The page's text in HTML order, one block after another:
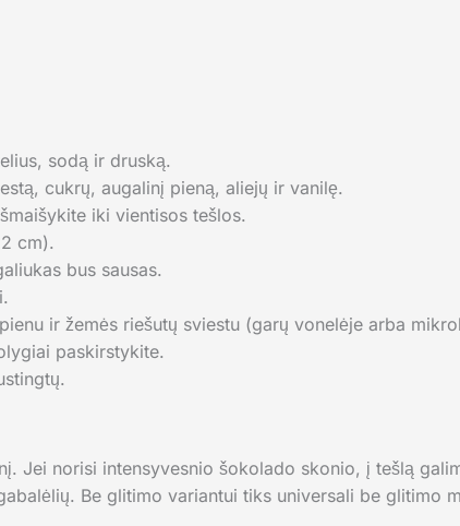
sodą ir druską.
cukrų, augalinį pieną, aliejų ir vanilę.
iki vientisos tešlos.
cm).
bus sausas.
ir žemės riešutų sviestu (garų vonelėje arba
paskirstykite.
Jei norisi intensyvesnio šokolado skonio, į tešlą
Be glitimo variantui tiks universali be glitimo